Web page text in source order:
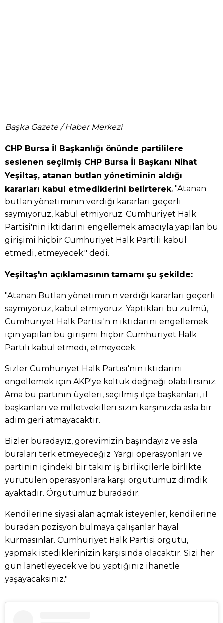
Başka Gazete / Haber Merkezi
CHP Bursa İl Başkanlığı önünde partililere
seslenen seçilmiş CHP Bursa İl Başkanı Nihat
Yeşiltaş, atanan butlan yönetiminin aldığı
kararları kabul etmediklerini belirterek, "Atanan
butlan yönetiminin verdiği kararları geçerli
saymıyoruz, kabul etmiyoruz. Cumhuriyet Halk
Partisi'nin iktidarını engellemek amacıyla yapılan bu
girişimi hiçbir Cumhuriyet Halk Partili kabul
etmedi, etmeyecek." dedi.
Yeşiltaş'ın açıklamasının tamamı şu şekilde:
"Atanan Butlan yönetiminin verdiği kararları geçerli
saymıyoruz, kabul etmiyoruz. Yaptıkları bu zulmü,
Cumhuriyet Halk Partisi'nin iktidarını engellemek
için yapılan bu girişimi hiçbir Cumhuriyet Halk
Partili kabul etmedi, etmeyecek.
Sizler Cumhuriyet Halk Partisi'nin iktidarını
engellemek için AKP'ye koltuk değneği olabilirsiniz.
Ama bu partinin üyeleri, seçilmiş ilçe başkanları, il
başkanları ve milletvekilleri sizin karşınızda asla bir
adım geri atmayacaktır.
Bizler buradayız, görevimizin başındayız ve asla
buraları terk etmeyeceğiz. Yargı operasyonları ve
partinin içindeki bir takım iş birlikçilerle birlikte
yürütülen operasyonlara karşı örgütümüz dimdik
ayaktadır. Örgütümüz buradadır.
Kendilerine siyasi alan açmak isteyenler, kendilerine
buradan pozisyon bulmaya çalışanlar hayal
kurmasınlar. Cumhuriyet Halk Partisi örgütü,
yapmak istediklerinizin karşısında olacaktır. Sizi her
gün lanetleyecek ve bu yaptığınız ihanetle
yaşayacaksınız."